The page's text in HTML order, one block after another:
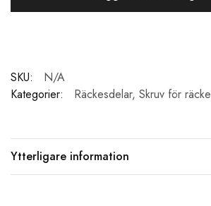
SKU:
N/A
Kategorier:
Räckesdelar, Skruv för
Ytterligare information